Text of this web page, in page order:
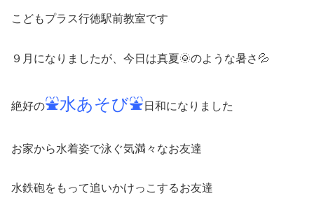
こどもプラス行徳駅前教室です
９月になりましたが、今日は真夏🌞のような暑さ💦
絶好の⛲水あそび⛲ 日和になりました
お家から水着姿で泳ぐ気満々なお友達
水鉄砲をもって追いかけっこするお友達